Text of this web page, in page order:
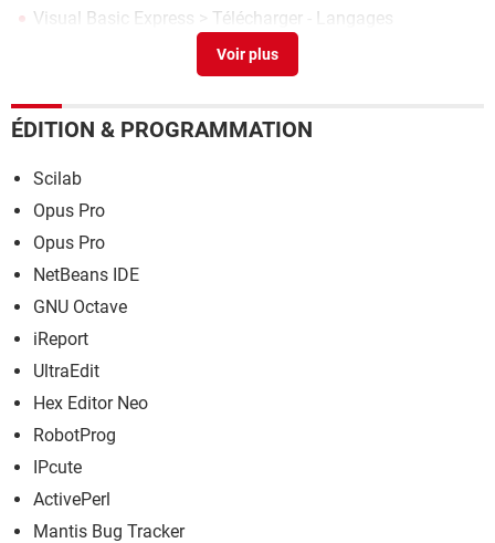
Visual Basic Express > Télécharger - Langages
Que signifie les petits rectangles blancs à la fin de mes
Forum Nokia
ÉDITION & PROGRAMMATION
Scilab
Opus Pro
Opus Pro
NetBeans IDE
GNU Octave
iReport
UltraEdit
Hex Editor Neo
RobotProg
IPcute
ActivePerl
Mantis Bug Tracker